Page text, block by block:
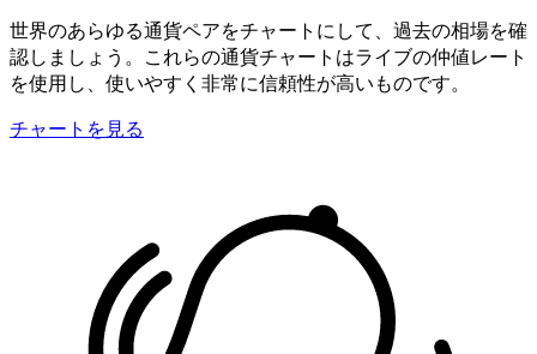
世界のあらゆる通貨ペアをチャートにして、過去の相場を確
認しましょう。これらの通貨チャートはライブの仲値レート
を使用し、使いやすく非常に信頼性が高いものです。
チャートを見る